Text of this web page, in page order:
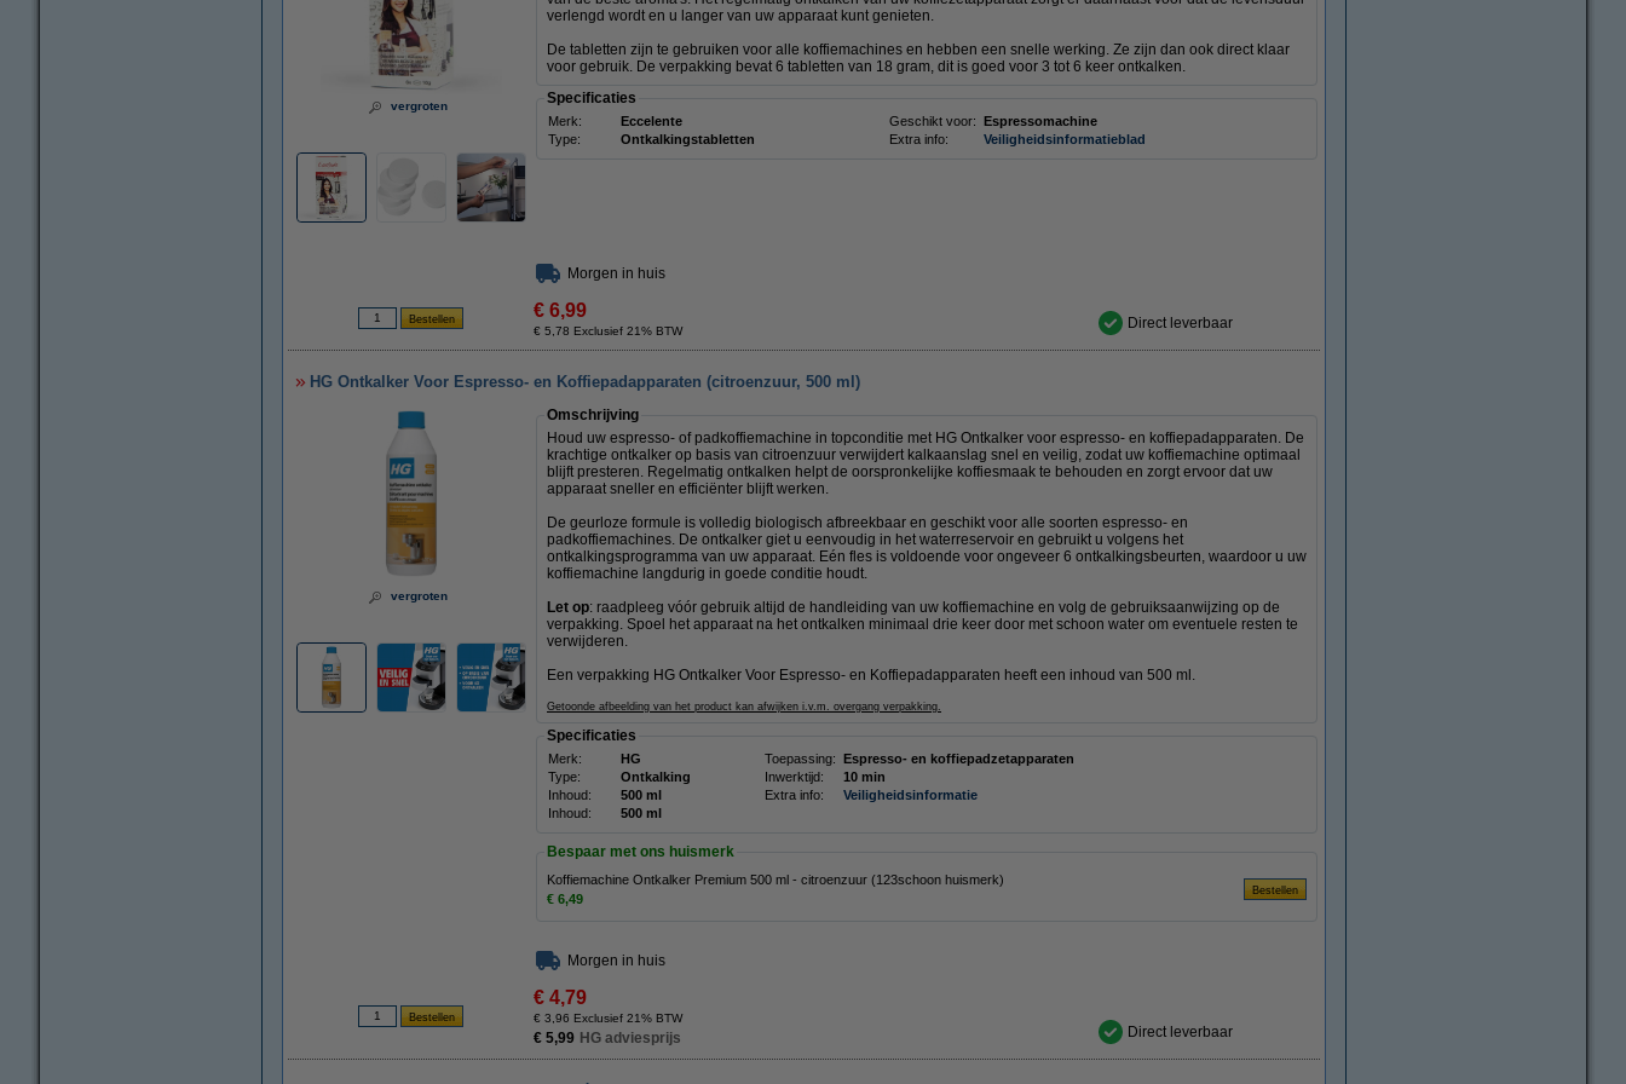
vergroten
verlengd wordt en u langer van uw apparaat kunt genieten.
De tabletten zijn te gebruiken voor alle koffiemachines en hebben een snelle werking. Ze zijn dan ook direct klaar
voor gebruik. De verpakking bevat 6 tabletten van 18 gram, dit is goed voor 3 tot 6 keer ontkalken.
Specificaties
Merk: Eccelente Geschikt voor: Espressomachine
Type:
Ontkalkingstabletten Extra info: Veiligheidsinformatieblad
Morgen in huis
€ 6,99
€ 5,78 Exclusief 21% BTW Direct leverbaar
HG Ontkalker Voor Espresso- en Koffiepadapparaten (citroenzuur, 500 ml)
vergroten
Omschrijving
Houd uw espresso- of padkoffiemachine in topconditie met HG Ontkalker voor espresso- en koffiepadapparaten. De
krachtige ontkalker op basis van citroenzuur verwijdert kalkaanslag snel en veilig, zodat uw koffiemachine optimaal
blijft presteren. Regelmatig ontkalken helpt de oorspronkelijke koffiesmaak te behouden en zorgt ervoor dat uw
apparaat sneller en efficiënter blijft werken.
De geurloze formule is volledig biologisch afbreekbaar en geschikt voor alle soorten espresso- en
padkoffiemachines. De ontkalker giet u eenvoudig in het waterreservoir en gebruikt u volgens het
ontkalkingsprogramma van uw apparaat. Eén fles is voldoende voor ongeveer 6 ontkalkingsbeurten, waardoor u uw
koffiemachine langdurig in goede conditie houdt.
Let op: raadpleeg vóór gebruik altijd de handleiding van uw koffiemachine en volg de gebruiksaanwijzing op de
verpakking. Spoel het apparaat na het ontkalken minimaal drie keer door met schoon water om eventuele resten te
verwijderen.
Een verpakking HG Ontkalker Voor Espresso- en Koffiepadapparaten heeft een inhoud van 500 ml.
Getoonde afbeelding van het product kan afwijken i.v.m. overgang verpakking.
Specificaties
Merk: HG Toepassing: Espresso- en koffiepadzetapparaten
Type:
Ontkalking Inwerktijd:
10 min
Inhoud:
500 ml Extra info:
Veiligheidsinformatie
Inhoud:
500 ml
Bespaar met ons huismerk
Koffiemachine Ontkalker Premium 500 ml - citroenzuur (123schoon huismerk)
€ 6,49
Morgen in huis
€ 4,79
€ 3,96 Exclusief 21% BTW
€ 5,99 HG adviesprijs Direct leverbaar